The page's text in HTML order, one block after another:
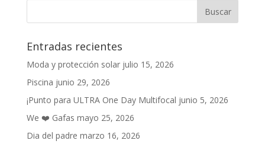
Entradas recientes
Moda y protección solar julio 15, 2026
Piscina junio 29, 2026
¡Punto para ULTRA One Day Multifocal junio 5, 2026
We ❤️ Gafas mayo 25, 2026
Dia del padre marzo 16, 2026